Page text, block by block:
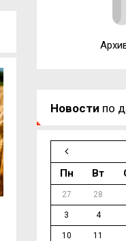
В Смоленской области
Новости по
Пн
Вт
27 28
3 4
10 11